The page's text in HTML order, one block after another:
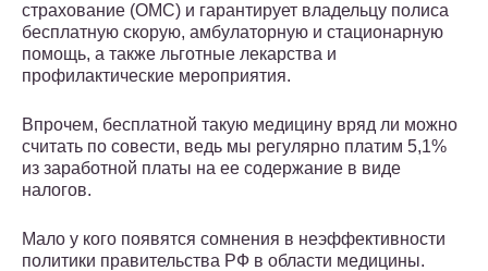
страхование (ОМС) и гарантирует владельцу полиса
бесплатную скорую, амбулаторную и стационарную
помощь, а также льготные лекарства и
профилактические мероприятия.
Впрочем, бесплатной такую медицину вряд ли можно
считать по совести, ведь мы регулярно платим 5,1%
из заработной платы на ее содержание в виде
налогов.
Мало у кого появятся сомнения в неэффективности
политики правительства РФ в области медицины.